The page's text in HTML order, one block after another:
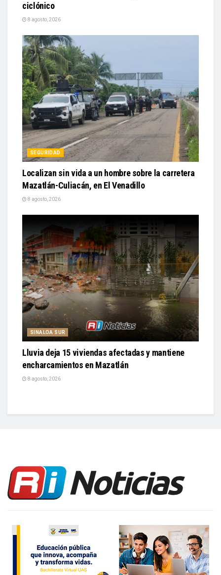
ciclónico
8 agosto, 2026
SEGURIDAD
Localizan sin vida a un hombre sobre la carretera
Mazatlán-Culiacán, en El Venadillo
8 agosto, 2026
SINALOA SUR
Lluvia deja 15 viviendas afectadas y mantiene
encharcamientos en Mazatlán
8 agosto, 2026